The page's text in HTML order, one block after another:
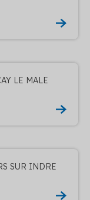
LE MALE
SUR INDRE